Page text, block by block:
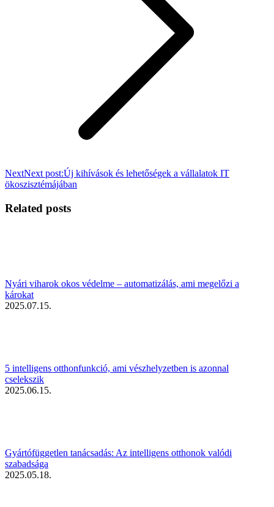
NextNext post:Új kihívások és lehetőségek a vállalatok IT
ökoszisztémájában
Related posts
Nyári viharok okos védelme – automatizálás, ami megelőzi a
károkat
2025.07.15.
5 intelligens otthonfunkció, ami vészhelyzetben is azonnal
cselekszik
2025.06.15.
Gyártófüggetlen tanácsadás: Az intelligens otthonok valódi
szabadsága
2025.05.18.